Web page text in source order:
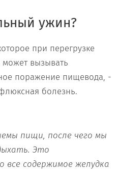
ужин?
при перегрузке
вызывать
поражение пищевода, -
болезнь.
пищи, после чего мы
Это
содержимое желудка